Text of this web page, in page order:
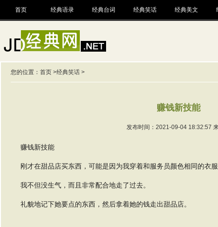
首页 经典语录 经典台词 经典笑话 经典美文
您的位置： 首页 >经典笑话 >
赚钱新技能
发布时间：2021-09-04 18:32:57
赚钱新技能
刚才在甜品店买东西，可能是因为我穿着和服务员颜色相同的衣
我不但没生气，而且非常配合地走了过去。
礼貌地记下她要点的东西，然后拿着她的钱走出甜品店。